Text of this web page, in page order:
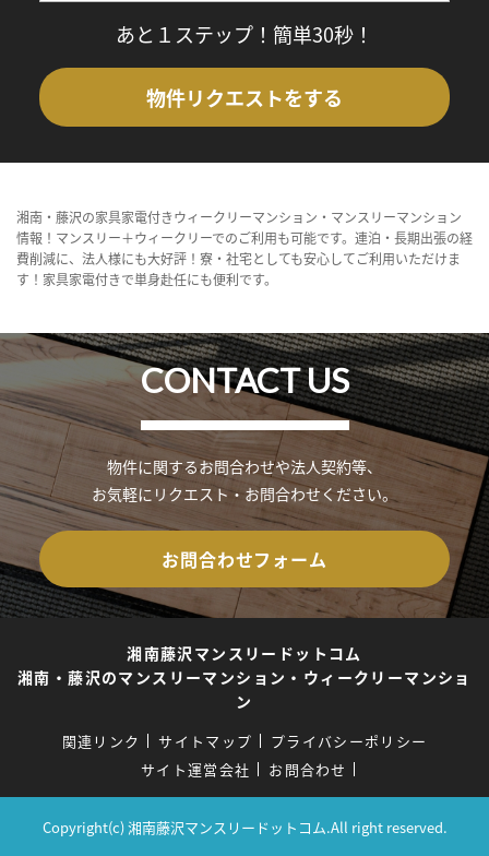
あと１ステップ！簡単30秒！
物件リクエストをする
湘南・藤沢の家具家電付きウィークリーマンション・マンスリーマンション
情報！マンスリー＋ウィークリーでのご利用も可能です。連泊・長期出張の経
費削減に、法人様にも大好評！寮・社宅としても安心してご利用いただけま
す！家具家電付きで単身赴任にも便利です。
CONTACT US
物件に関するお問合わせや法人契約等、
お気軽にリクエスト・お問合わせください。
お問合わせフォーム
湘南藤沢マンスリードットコム
湘南・藤沢のマンスリーマンション・ウィークリーマンショ
ン
関連リンク サイトマップ
プライバシーポリシー
サイト運営会社
お問合わせ
Copyright(c) 湘南藤沢マンスリードットコム.All right reserved.